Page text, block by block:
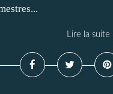
Lire la suite